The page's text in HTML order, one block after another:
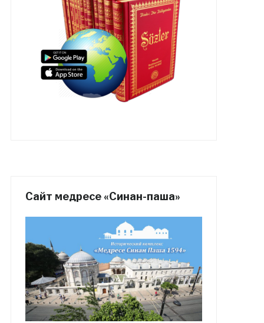
Сайт медресе «Синан-паша»